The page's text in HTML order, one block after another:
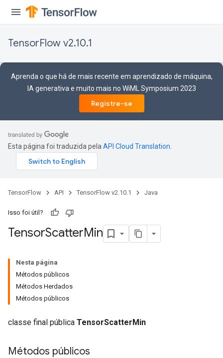
TensorFlow v2.10.1
Aprenda o que há de mais recente em aprendizado de máquina,
IA generativa e muito mais no WiML Symposium 2023
Registre-se
Esta página foi traduzida pela API Cloud Translation
TensorFlow API TensorFlow v2.10.1 Java
Isso foi útil?
TensorScatterMin
Nesta página
Métodos públicos
Métodos Herdados
Métodos públicos
classe final pública TensorScatterMin
Métodos públicos